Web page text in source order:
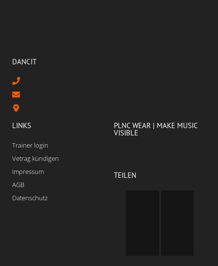
DANCIT
LINKS
Trainer login
Vetrag kündigen
Impressum
AGB
Datenschutz
PLNC WEAR | MAKE MUSIC
VISIBLE
TEILEN